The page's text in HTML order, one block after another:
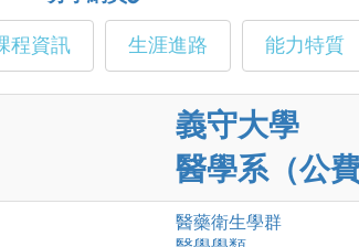
程資訊 生涯進路 能力特質
義守大學
醫學系（公費
醫藥衛生學群